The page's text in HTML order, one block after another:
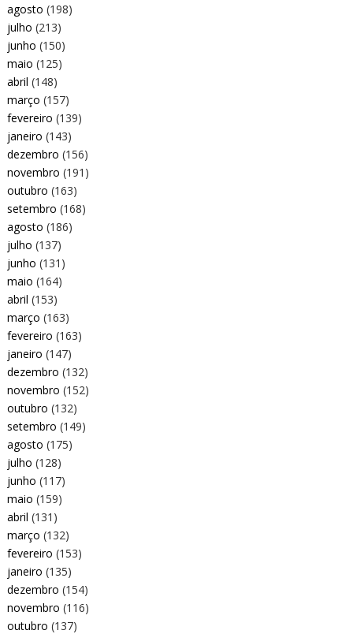
agosto (198)
julho (213)
junho (150)
maio (125)
abril (148)
março (157)
fevereiro (139)
janeiro (143)
dezembro (156)
novembro (191)
outubro (163)
setembro (168)
agosto (186)
julho (137)
junho (131)
maio (164)
abril (153)
março (163)
fevereiro (163)
janeiro (147)
dezembro (132)
novembro (152)
outubro (132)
setembro (149)
agosto (175)
julho (128)
junho (117)
maio (159)
abril (131)
março (132)
fevereiro (153)
janeiro (135)
dezembro (154)
novembro (116)
outubro (137)